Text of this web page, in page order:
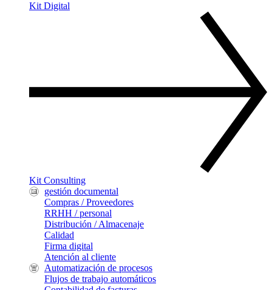
Kit Digital
Kit Consulting
gestión documental
Compras / Proveedores
RRHH / personal
Distribución / Almacenaje
Calidad
Firma digital
Atención al cliente
Automatización de procesos
Flujos de trabajo automáticos